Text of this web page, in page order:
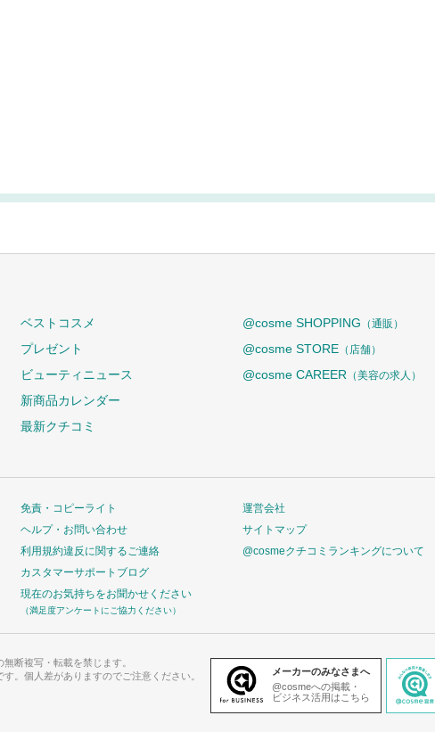
ベストコスメ
プレゼント
ビューティニュース
新商品カレンダー
最新クチコミ
@cosme SHOPPING （通販）
@cosme STORE （店舗）
@cosme CAREER （美容の求人）
免責・コピーライト
ヘルプ・お問い合わせ
利用規約違反に関するご連絡
カスタマーサポートブログ
現在のお気持ちをお聞かせください
（満足度アンケートにご協力ください）
運営会社
サイトマップ
@cosmeクチコミランキングについて
断複写・転載を禁じます。
。個人差がありますのでご注意ください。
メーカーのみなさまへ
@cosmeへの掲載・
ビジネス活用はこちら